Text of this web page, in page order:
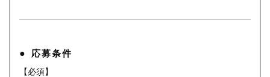
応募条件
【必須】